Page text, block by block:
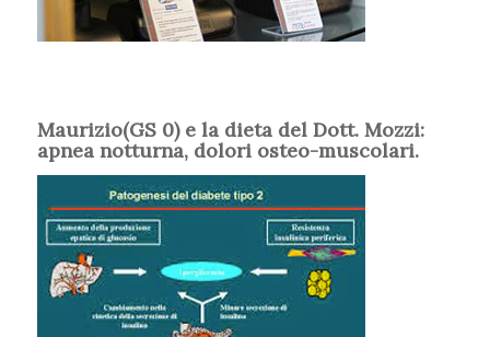
Maurizio(GS 0) e la dieta del Dott. Mozzi:
apnea notturna, dolori osteo-muscolari.